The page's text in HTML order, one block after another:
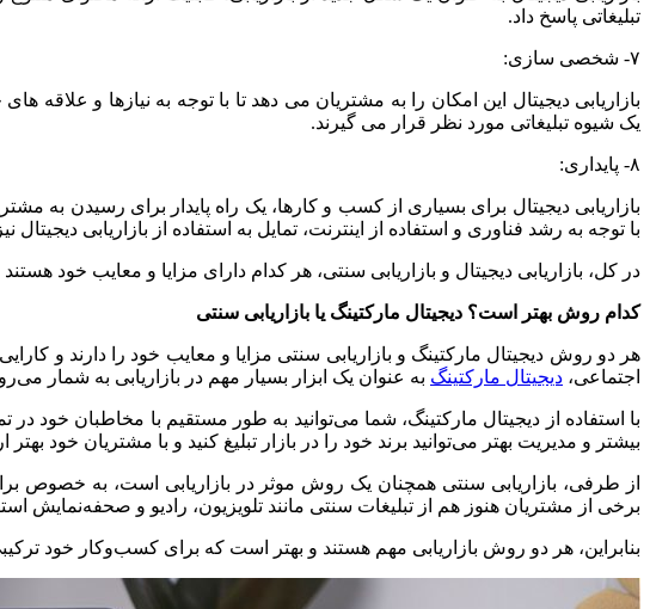
تبلیغاتی پاسخ داد.
۷- شخصی سازی:
بازاریابی دیجیتال این امکان را به مشتریان می دهد تا با توجه به نیازها و
یک شیوه تبلیغاتی مورد نظر قرار می گیرند.
۸- پایداری:
بازاریابی دیجیتال برای بسیاری از کسب و کارها، یک راه پایدار برای رسیدن
با توجه به رشد فناوری و استفاده از اینترنت، تمایل به استفاده از بازاریابی
در کل، بازاریابی دیجیتال و بازاریابی سنتی، هر کدام دارای مزایا و معایب خود
کدام روش بهتر است؟ دیجیتال مارکتینگ یا بازاریابی سنتی
هر دو روش دیجیتال مارکتینگ و بازاریابی سنتی مزایا و معایب خود را دارند و
اجتماعی، دیجیتال مارکتینگ به عنوان یک ابزار بسیار مهم در بازاریابی به شمار
با استفاده از دیجیتال مارکتینگ، شما می‌توانید به طور مستقیم با مخاطبان خود
بیشتر و مدیریت بهتر می‌توانید برند خود را در بازار تبلیغ کنید و با مشتریان خود بهتر
از طرفی، بازاریابی سنتی همچنان یک روش موثر در بازاریابی است، به خصوص
برخی از مشتریان هنوز هم از تبلیغات سنتی مانند تلویزیون، رادیو و صحفه‌نمایش
بنابراین، هر دو روش بازاریابی مهم هستند و بهتر است که برای کسب‌وکار خود